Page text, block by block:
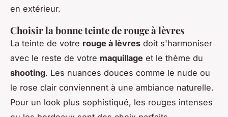
en extérieur.
Choisir la bonne teinte de rouge à lèvres
La teinte de votre rouge à lèvres doit s'harmoniser
avec le reste de votre maquillage et le thème du
shooting. Les nuances douces comme le nude ou
le rose clair conviennent à une ambiance naturelle.
Pour un look plus sophistiqué, les rouges intenses